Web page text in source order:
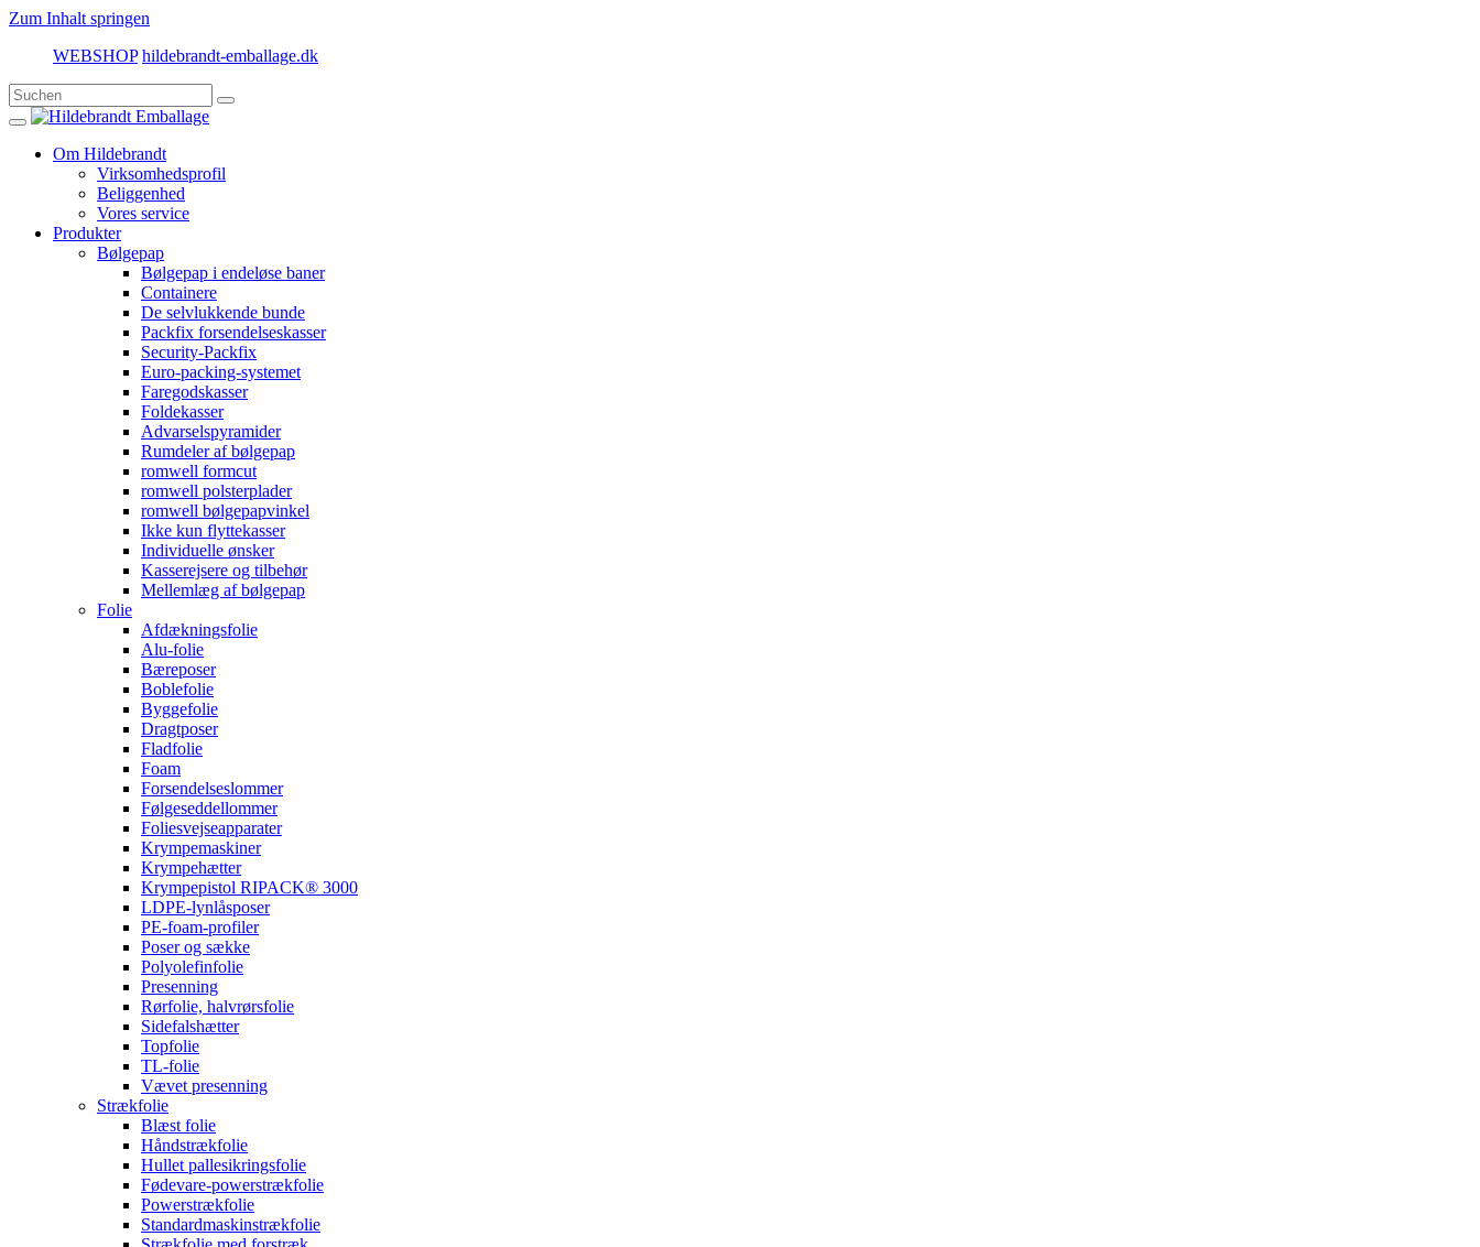
Zum Inhalt springen
WEBSHOP hildebrandt-emballage.dk
Om Hildebrandt
Virksomhedsprofil
Beliggenhed
Vores service
Produkter
Bølgepap
Bølgepap i endeløse baner
Containere
De selvlukkende bunde
Packfix forsendelseskasser
Security-Packfix
Euro-packing-systemet
Faregodskasser
Foldekasser
Advarselspyramider
Rumdeler af bølgepap
romwell formcut
romwell polsterplader
romwell bølgepapvinkel
Ikke kun flyttekasser
Individuelle ønsker
Kasserejsere og tilbehør
Mellemlæg af bølgepap
Folie
Afdækningsfolie
Alu-folie
Bæreposer
Boblefolie
Byggefolie
Dragtposer
Fladfolie
Foam
Forsendelseslommer
Følgeseddellommer
Foliesvejseapparater
Krympemaskiner
Krympehætter
Krympepistol RIPACK® 3000
LDPE-lynlåsposer
PE-foam-profiler
Poser og sække
Polyolefinfolie
Presenning
Rørfolie, halvrørsfolie
Sidefalshætter
Topfolie
TL-folie
Vævet presenning
Strækfolie
Blæst folie
Håndstrækfolie
Hullet pallesikringsfolie
Fødevare-powerstrækfolie
Powerstrækfolie
Standardmaskinstrækfolie